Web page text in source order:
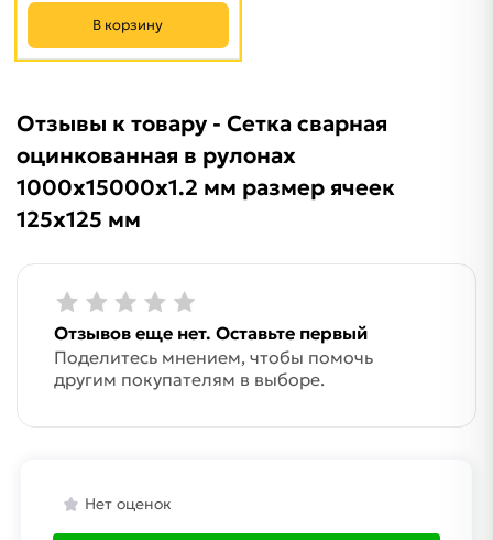
В корзину
Отзывы к товару - Сетка сварная
оцинкованная в рулонах
1000х15000х1.2 мм размер ячеек
125х125 мм
Отзывов еще нет. Оставьте первый
Поделитесь мнением, чтобы помочь
другим покупателям в выборе.
Нет оценок